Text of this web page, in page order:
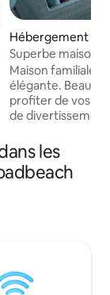
sur la
Hébergement ⋅
ters
Superbe maison
emplacement
Maison familiale
élégante.
profiter de vos
de
longues au bord
étincelante.
intérieure-
suite) 3 salles de
les